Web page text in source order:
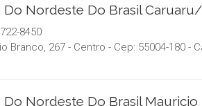
Do Nordeste Do Brasil
8450
Branco, 267 - Centro - Cep: 55004-180 -
Do Nordeste Do Brasil